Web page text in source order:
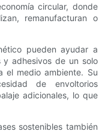
circular, donde
remanufacturan o
pueden ayudar a
adhesivos de un solo
el medio ambiente. Su
de envoltorios
adicionales, lo que
sostenibles también